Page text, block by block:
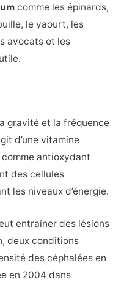
comme les épinards,
le yaourt, les
avocats et les
gravité et la fréquence
d’une vitamine
antioxydant
des cellules
les niveaux d’énergie.
entraîner des lésions
deux conditions
des céphalées en
en 2004 dans